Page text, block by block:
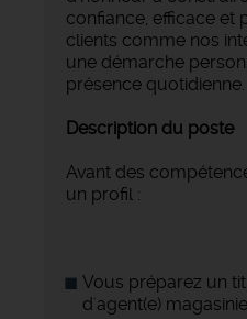
confiance, efficace et
clients comme nos
une démarche
présence quotidienne.
Description du poste
Avant des
un profil :
Vous préparez un
d'agent(e)